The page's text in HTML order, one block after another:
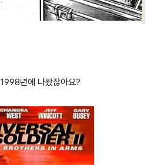
1998년에 나왔잖아요?